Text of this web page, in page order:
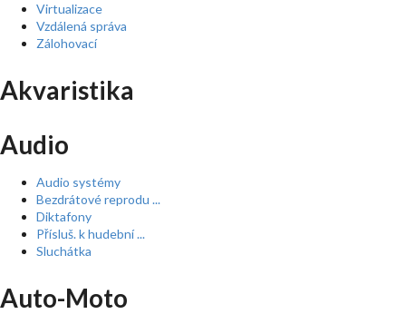
Virtualizace
Vzdálená správa
Zálohovací
Akvaristika
Audio
Audio systémy
Bezdrátové reprodu ...
Diktafony
Přísluš. k hudební ...
Sluchátka
Auto-Moto